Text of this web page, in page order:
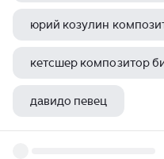
юрий козулин
кетсшер композитор
давидо певец